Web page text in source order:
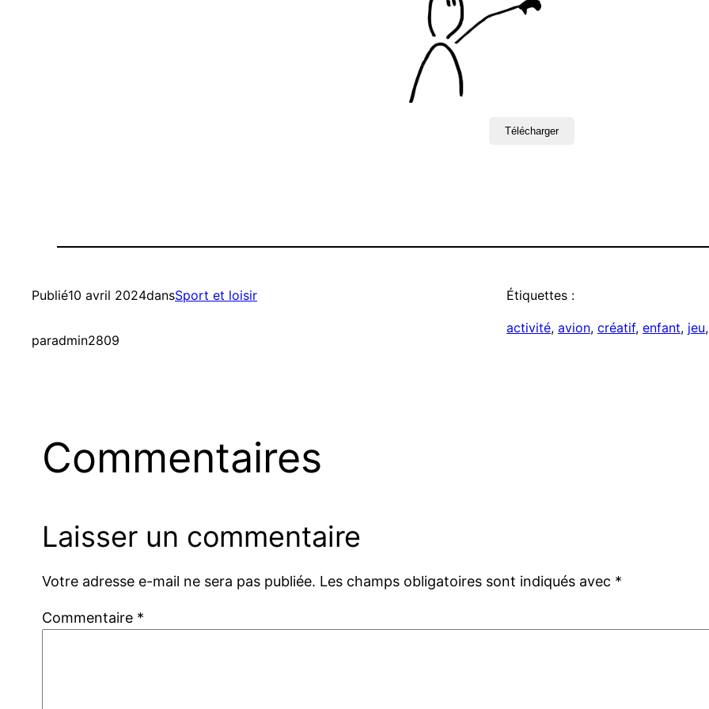
Télécharger
Publié10 avril 2024dansSport et loisir
paradmin2809
Étiquettes :
activité, avion, créatif, enfant, jeu,
Commentaires
Laisser un commentaire
Votre adresse e-mail ne sera pas publiée. Les champs obligatoires sont indiqués avec *
Commentaire *